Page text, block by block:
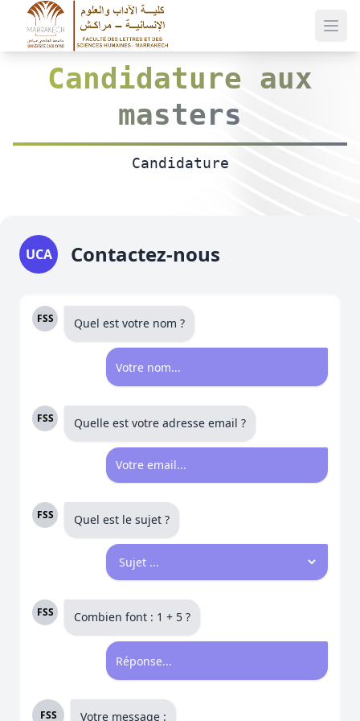
Candidature aux
masters
Candidature
UCA Contactez-nous
FSS Quel est votre nom ?
FSS Quelle est votre adresse email ?
FSS Quel est le sujet ?
FSS Combien font : 1 + 5 ?
FSS Votre message :